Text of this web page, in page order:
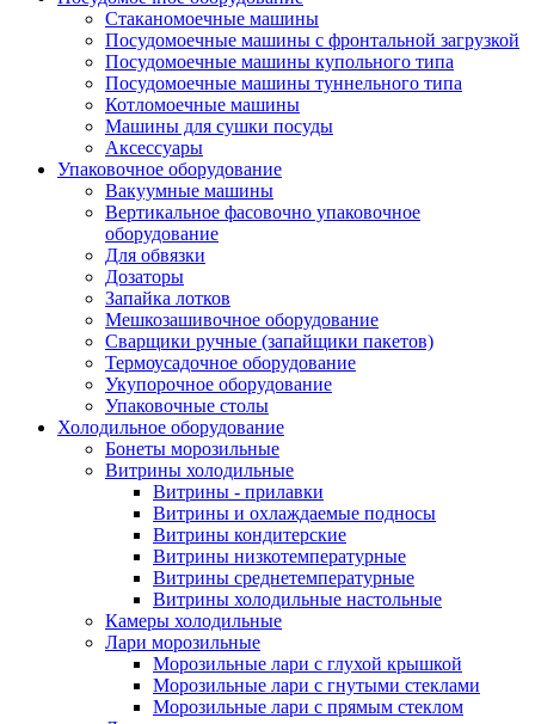
Стаканомоечные машины
Посудомоечные машины с фронтальной загрузкой
Посудомоечные машины купольного типа
Посудомоечные машины туннельного типа
Котломоечные машины
Машины для сушки посуды
Аксессуары
Упаковочное оборудование
Вакуумные машины
Вертикальное фасовочно упаковочное
оборудование
Для обвязки
Дозаторы
Запайка лотков
Мешкозашивочное оборудование
Сварщики ручные (запайщики пакетов)
Термоусадочное оборудование
Укупорочное оборудование
Упаковочные столы
Холодильное оборудование
Бонеты морозильные
Витрины холодильные
Витрины - прилавки
Витрины и охлаждаемые подносы
Витрины кондитерские
Витрины низкотемпературные
Витрины среднетемпературные
Витрины холодильные настольные
Камеры холодильные
Лари морозильные
Морозильные лари с глухой крышкой
Морозильные лари с гнутыми стеклами
Морозильные лари с прямым стеклом